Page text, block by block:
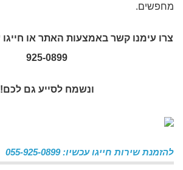
מחפשים.
925-0899
ונשמח לסייע גם לכם!
להזמנת שירות חייגו עכשיו: 055-925-0899